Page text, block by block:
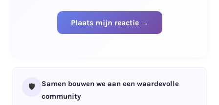
🛡️
Samen bouwen we aan een waardevolle
community